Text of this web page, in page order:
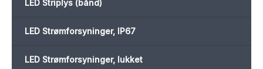
LED Striplys (bånd)
LED Strømforsyninger, IP67
LED Strømforsyninger, lukket